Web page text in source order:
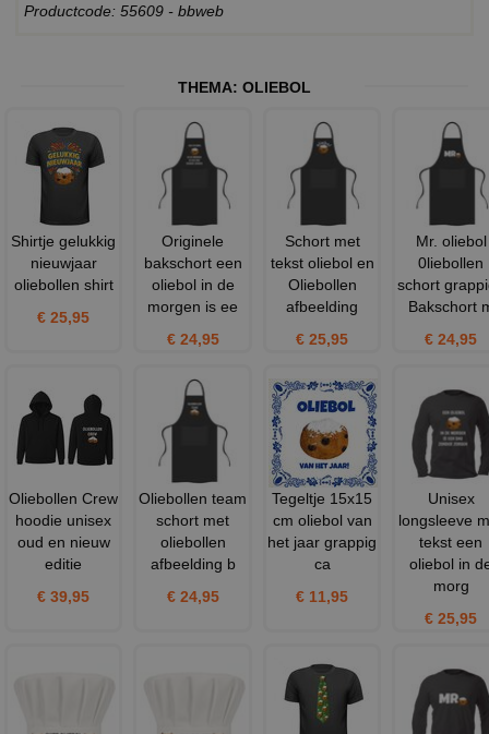
Productcode: 55609 - bbweb
THEMA: OLIEBOL
Shirtje gelukkig
nieuwjaar
oliebollen shirt
€ 25,95
Originele
bakschort een
oliebol in de
morgen is ee
€ 24,95
Schort met
tekst oliebol en
Oliebollen
afbeelding
€ 25,95
Mr. oliebol
0liebollen
schort
Bakschort
€ 24,95
Oliebollen Crew
hoodie unisex
oud en nieuw
editie
€ 39,95
Oliebollen team
schort met
oliebollen
afbeelding b
€ 24,95
Tegeltje 15x15
cm oliebol van
het jaar grappig
ca
€ 11,95
Unisex
longsleeve
tekst een
oliebol in
morg
€ 25,95